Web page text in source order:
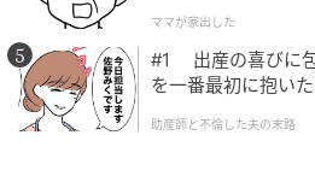
ママが家出した
#1 出産の喜びに
を一番最初に抱い
助産師と不倫した夫の末路